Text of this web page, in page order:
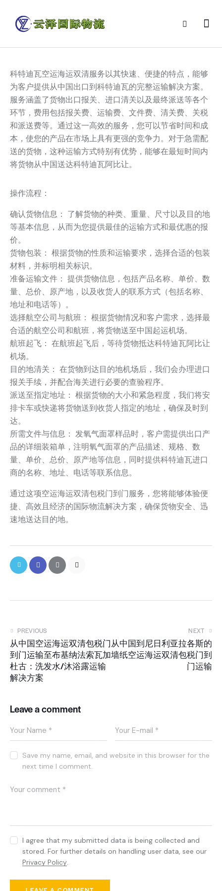
科特迪瓦空运海运双清服务以其快速、便捷的特点，能够
为客户提供从中国出口到科特迪瓦的完整运输解决方案。
服务涵盖了货物出口报关、进口清关以及最终派送等各个
环节，费用包括报关费、运输费、文件费、清关费、关税
和派送费等。通过这一高效的服务，您可以节省时间和成
本，使您的产品在市场上具有更强的竞争力。对于急需配
送的货物，这种运输方式特别有优势，能够在最短时间内
将货物从中国送达科特迪瓦阿比让。
操作流程：
确认货物信息： 了解货物的种类、重量、尺寸以及目的地
等基本信息，从而为您提供最佳的运输方式和最优惠的报
价。
货物包装： 根据货物的性质和运输要求，选择合适的包装
材料，并标明相关标识。
准备运输文件： 提供货物信息，包括产品名称、单价、数
量、总价、原产地，以及收货人的联系方式（包括名称、
地址和电话等）。
选择航空公司与航班： 根据货物情况和客户需求，选择最
合适的航空公司和航班，将货物送至中国起运机场。
航班起飞： 在航班起飞后，等待货物抵达科特迪瓦阿比让
机场。
目的地清关： 在货物到达目的地机场后，我们会办理进口
报关手续，并配合海关进行必要的查验程序。
派送至指定地址： 根据货物的大小和紧急程度，我们将安
排卡车或快递将货物送到收货人指定的地址，确保及时到
达。
所需文件与信息： 发氧气面罩样品时，客户需提供出口产
品的详细装箱单，注明氧气面罩的产品描述、规格、数
量、单价、总价、原产地等信息，同时提供科特迪瓦进口
商的名称、地址、电话等联系信息。
通过这项空运海运双清包税门到门服务，您将能够体验便
捷、高效且经济的国际物流解决方案，确保货物安全、迅
速地送达目的地。
PREVIOUS
从中国空运海运双清包税门
到门运输至布基纳法索瓦加
杜古：洗发水/沐浴露运输
解决方案
NEXT
从中国到尼日利亚拉各斯的
墙纸空运海运双清包税门到
门运输
Leave a comment
Save my name, email, and website in this browser for the
next time I comment.
I agree that my submitted data is being collected and
stored. For further details on handling user data, see our
Privacy Policy